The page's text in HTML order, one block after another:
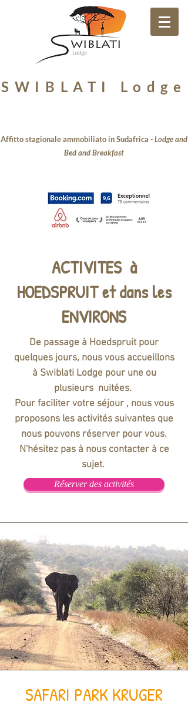
Votre Lodge Francophone à Hoedspruit en Afrique du Sud
SWIBLATI Lodge
Affitto stagionale ammobiliato in Sudafrica -Lodge and
Bed and Breakfast
ACTIVITES à
HOEDSPRUIT et dans les
ENVIRONS
De passage à Hoedspruit pour
quelques jours, nous vous accueillons
à Swiblati Lodge pour une ou
plusieurs nuitées.
Pour faciliter votre séjour , nous vous
proposons les activités suivantes que
nous pouvons réserver pour vous.
N'hésitez pas à nous contacter à ce
sujet.
Réserver des activités
SAFARI PARK KRUGER